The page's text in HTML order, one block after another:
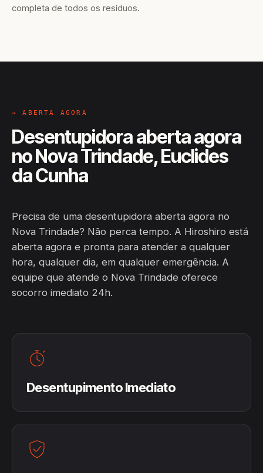
completa de todos os resíduos.
→ ABERTA AGORA
Desentupidora aberta agora
no Nova Trindade, Euclides
da Cunha
Precisa de uma desentupidora aberta agora no
Nova Trindade? Não perca tempo. A Hiroshiro está
aberta agora e pronta para atender a qualquer
hora, qualquer dia, em qualquer emergência. A
equipe que atende o Nova Trindade oferece
socorro imediato 24h.
Desentupimento Imediato